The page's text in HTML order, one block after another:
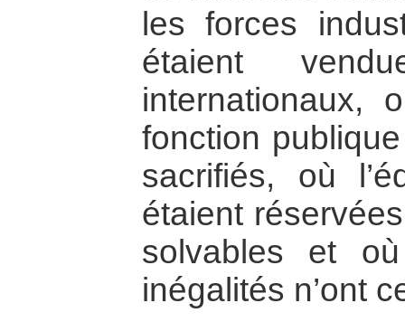
les forces
étaient
internationaux,
fonction
sacrifiés, où
étaient
solvables et
inégalités n’ont